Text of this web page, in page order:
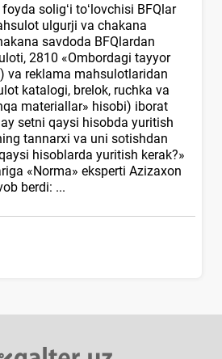
soligʻi toʻlovchisi BFQlar
ulgurji va chakana
savdoda BFQlardan
2810 «Ombordagi tayyor
va reklama mahsulotlaridan
katalogi, brelok, ruchka va
materiallar» hisobi) iborat
setni qaysi hisobda yuritish
tannarхi va uni sotishdan
hisoblarda yuritish kerak?»
«Norma» eksperti Azizaхon
berdi: ...